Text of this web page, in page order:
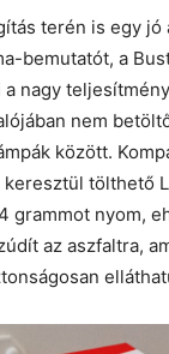
terén is egy jó
bemutatót, a
nagy
nem
között.
tölthető
grammot nyom,
az aszfaltra,